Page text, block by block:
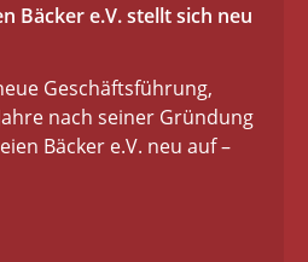
Bäcker e.V. stellt sich neu
Geschäftsführung,
nach seiner Gründung
Bäcker e.V. neu auf –